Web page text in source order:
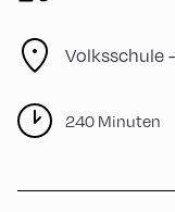
Volksschule -
240 Minuten